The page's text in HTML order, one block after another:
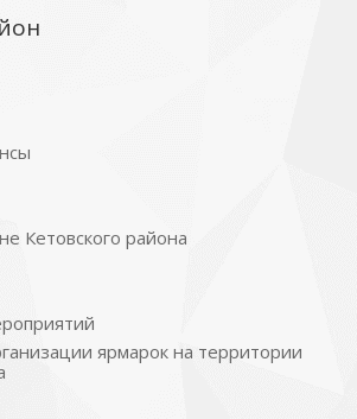
Кетовского района
ярмарок на территории